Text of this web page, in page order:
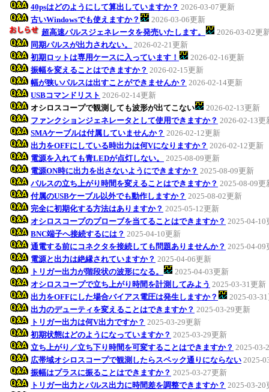
40psはどのようにして算出していますか？ 2026-03-07更新
古いWindowsでも使えますか？
2026-03-06更新
超高速パルスジェネレータを発売いたします。
2026-03-02更
同期パルスが出力されない。
2026-02-21更新
初期ロットは専用ケースに入っています！
2026-02-16更新
振幅を変えることはできますか？ 2026-02-15更新
幅が狭いパルスは出すことができませんか？ 2026-02-14更新
USBコマンドリスト 2026-02-14更新
オシロスコープで観測しても波形が出てこない
2026-02-13更新
ファンクションジェネレータとして使用できますか？ 2026-02-13更
SMAケーブルは付属していませんか？ 2026-02-12更新
出力をOFFにしている時出力は何Vになりますか？ 2026-02-12更新
電源を入れても青LEDが点灯しない。
2025-08-09更新
電源ON時に出力を出さないようにできますか？ 2025-08-09更新
パルスの立ち上がり時間を変えることはできますか？ 2025-08-09更
付属のUSBケーブル以外でも動作しますか？ 2025-08-02更新
完全に初期化する方法はありますか？ 2025-05-12更新
オシロスコープのプローブを当てることはできますか？ 2025-04-10
BNC端子へ接続するには？ 2025-04-10更新
通電する前にコネクタを接続しても問題ありませんか？ 2025-04-09
電源と出力は絶縁されていますか？ 2025-04-06更新
トリガー出力が階段状の波形になる。
2025-04-03更新
オシロスコープで立ち上がり時間を計測してみよう 2025-03-31更新
出力をOFFにした場合バイアス電圧は発生しますか？
2025-03-
出力のデューティを変えることはできますか？ 2025-03-29更新
トリガー出力は何V出力ですか？ 2025-03-29更新
初期状態はどのようになっていますか？ 2025-03-29更新
立ち上がり／立ち下り時間を可変することはできますか？ 2025-03-
広帯域オシロスコープで観測したらスペック通りにならない 2025-
振幅はプラスに振ることはできますか？ 2025-03-27更新
トリガー出力とパルス出力に時間差を調整できますか？ 2025-03-20